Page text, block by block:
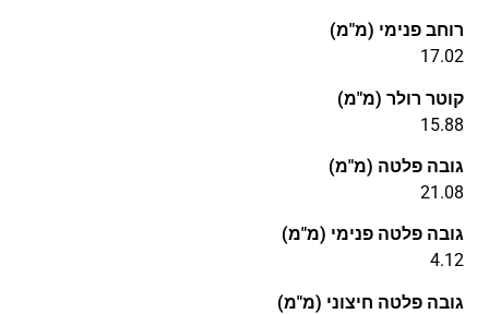
רוחב פנימי (מ"מ)
17.02
קוטר רולר (מ"מ)
15.88
גובה פלטה (מ"מ)
21.08
גובה פלטה פנימי (מ"מ)
4.12
גובה פלטה חיצוני (מ"מ)